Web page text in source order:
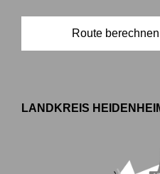
Route
LANDKREIS